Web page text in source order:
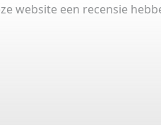
website een recensie